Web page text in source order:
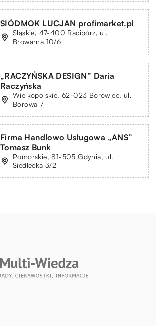
SIÓDMOK LUCJAN profimarket.pl
Śląskie, 47-400 Racibórz, ul.
Browarna 10/6
„RACZYŃSKA DESIGN” Daria
Raczyńska
Wielkopolskie, 62-023 Borówiec, ul.
Borowa 7
Firma Handlowo Usługowa „ANS”
Tomasz Bunk
Pomorskie, 81-505 Gdynia, ul.
Siedlecka 3/2